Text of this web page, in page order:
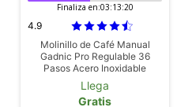
Finaliza en:03:13:18
4.9
Molinillo de Café Manual
Gadnic Pro Regulable 36
Pasos Acero Inoxidable
Especias y Granos
Llega
Gratis